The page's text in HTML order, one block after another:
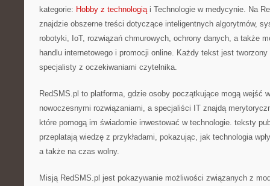
kategorie: Hobby z technologiąi Technologie w medycynie. Na
znajdzie obszerne treści dotyczące inteligentnych algorytmów,
robotyki, IoT, rozwiązań chmurowych, ochrony danych, a także
handlu internetowego i promocji online. Każdy tekst jest
specjalisty z oczekiwaniami czytelnika.
RedSMS.pl to platforma, gdzie osoby początkujące mogą wejść
nowoczesnymi rozwiązaniami, a specjaliści IT znajdą
które pomogą im świadomie inwestować w technologie. teksty
przeplatają wiedzę z przykładami, pokazując, jak technologia
a także na czas wolny.
Misją RedSMS.pl jest pokazywanie możliwości związanych z